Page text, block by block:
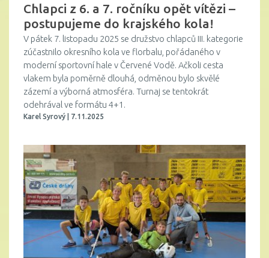
Chlapci z 6. a 7. ročníku opět vítězi –
postupujeme do krajského kola!
V pátek 7. listopadu 2025 se družstvo chlapců III. kategorie
zúčastnilo okresního kola ve florbalu, pořádaného v
moderní sportovní hale v Červené Vodě. Ačkoli cesta
vlakem byla poměrně dlouhá, odměnou bylo skvělé
zázemí a výborná atmosféra. Turnaj se tentokrát
odehrával ve formátu 4+1.
Karel Syrový | 7.11.2025